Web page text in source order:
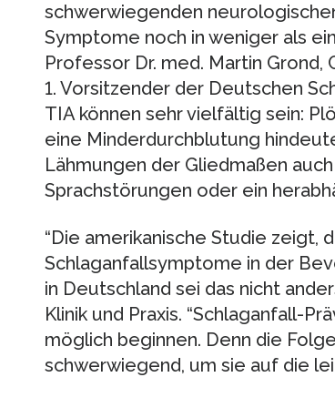
schwerwiegenden
Symptome noch in weniger als
Professor Dr. med. Martin Grond,
1. Vorsitzender der Deutschen
TIA können sehr vielfältig sein:
eine Minderdurchblutung
Lähmungen der Gliedmaßen
Sprachstörungen oder ein
“Die amerikanische Studie zeigt,
Schlaganfallsymptome in der
in Deutschland sei das nicht
Klinik und Praxis. “Schlaganfall-
möglich beginnen. Denn die
schwerwiegend, um sie auf die